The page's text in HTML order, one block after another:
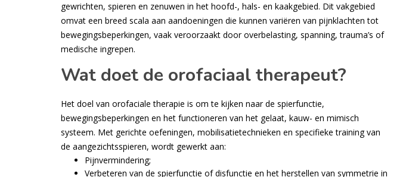
gewrichten, spieren en zenuwen in het hoofd-, hals- en kaakgebied. Dit vakgebied
omvat een breed scala aan aandoeningen die kunnen variëren van pijnklachten tot
bewegingsbeperkingen, vaak veroorzaakt door overbelasting, spanning, trauma’s of
medische ingrepen.
Wat doet de orofaciaal therapeut?
Het doel van orofaciale therapie is om te kijken naar de spierfunctie,
bewegingsbeperkingen en het functioneren van het gelaat, kauw- en mimisch
systeem. Met gerichte oefeningen, mobilisatietechnieken en specifieke training van
de aangezichtsspieren, wordt gewerkt aan:
Pijnvermindering;
Verbeteren van de spierfunctie of disfunctie en het herstellen van symmetrie in